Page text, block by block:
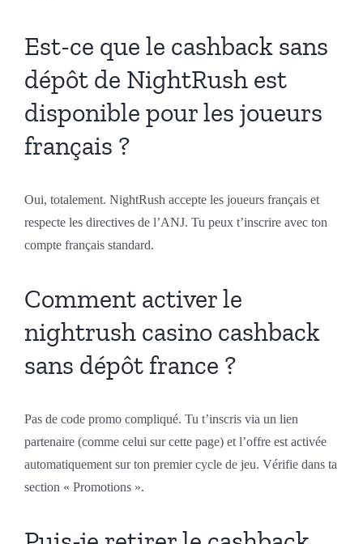
Est-ce que le cashback sans
dépôt de NightRush est
disponible pour les joueurs
français ?
Oui, totalement. NightRush accepte les joueurs français et
respecte les directives de l’ANJ. Tu peux t’inscrire avec ton
compte français standard.
Comment activer le
nightrush casino cashback
sans dépôt france ?
Pas de code promo compliqué. Tu t’inscris via un lien
partenaire (comme celui sur cette page) et l’offre est activée
automatiquement sur ton premier cycle de jeu. Vérifie dans ta
section « Promotions ».